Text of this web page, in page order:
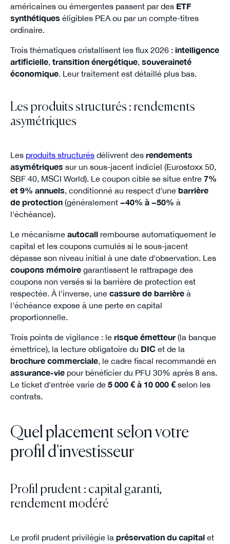
américaines ou émergentes passent par des ETF
synthétiques éligibles PEA ou par un compte-titres
ordinaire.
Trois thématiques cristallisent les flux 2026 : intelligence
artificielle, transition énergétique, souveraineté
économique. Leur traitement est détaillé plus bas.
Les produits structurés : rendements
asymétriques
Les produits structurésdélivrent des rendements
asymétriques sur un sous-jacent indiciel (Eurostoxx 50,
SBF 40, MSCI World). Le coupon cible se situe entre 7%
et 9% annuels, conditionné au respect d'une barrière
de protection(généralement −40% à −50% à
l'échéance).
Le mécanisme autocallrembourse automatiquement le
capital et les coupons cumulés si le sous-jacent
dépasse son niveau initial à une date d'observation. Les
coupons mémoiregarantissent le rattrapage des
coupons non versés si la barrière de protection est
respectée. À l'inverse, une cassure de barrièreà
l'échéance expose à une perte en capital
proportionnelle.
Trois points de vigilance : le risque émetteur(la banque
émettrice), la lecture obligatoire du DICet de la
brochure commerciale, le cadre fiscal recommandé en
assurance-viepour bénéficier du PFU 30% après 8 ans.
Le ticket d'entrée varie de 5 000 € à 10 000 €selon les
contrats.
Quel placement selon votre
profil d'investisseur
Profil prudent : capital garanti,
rendement modéré
Le profil prudent privilégie la préservation du capitalet